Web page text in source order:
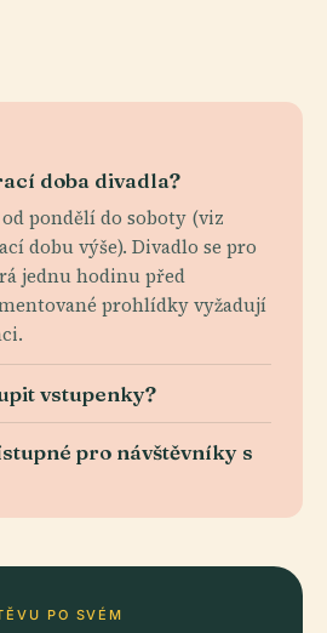
doba divadla?
pondělí do soboty (viz
dobu výše). Divadlo se pro
jednu hodinu před
prohlídky vyžadují
vstupenky?
pro návštěvníky s
PO SVÉM